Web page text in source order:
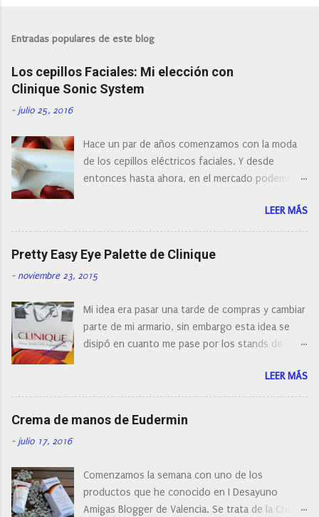
l
a
r
u
n
o
m
e
n
t
a
o
Entradas populares de este blog
Los cepillos Faciales: Mi elección con
Clinique Sonic System
- julio 25, 2016
Hace un par de años comenzamos con la moda
de los cepillos eléctricos faciales. Y desde
entonces hasta ahora, en el mercado podemos
con diferentes características, a pilas, a batería,
cepillos de rotación o de oscilación... y
naturalmente de todos los precios. Existe en la
actualidad tal variedad, que antes de hacer la
compra debemos de hacernos unas preguntas:
post os voy a dar mi opinión de porque elegí mi
cepillo facial de Clinique
LEER MÁS
Pretty Easy Eye Palette de Clinique
- noviembre 23, 2015
Mi idea era pasar una tarde de compras y cambiar
parte de mi armario, sin embargo esta idea se
disipó en cuanto me pase por los stands de
resistirse a esta paleta de colores de Clinique.
LEER MÁS
Crema de manos de Eudermin
- julio 17, 2016
Comenzamos la semana con uno de los
productos que he conocido en I Desayuno
Amigas Blogger de Valencia. Se trata de la Crema